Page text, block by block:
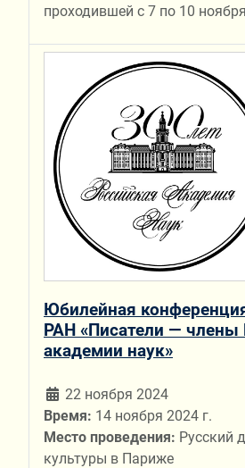
проходившей с 7 по 10
Юбилейная
РАН «Писатели — члены
академии наук»
22 ноября 2024
Время: 14 ноября 2024 г.
Место проведения: Русский
культуры в Париже